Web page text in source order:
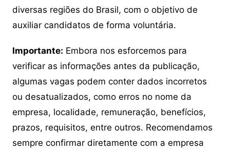
diversas regiões do Brasil, com o objetivo de
auxiliar candidatos de forma voluntária.
Importante: Embora nos esforcemos para
verificar as informações antes da publicação,
algumas vagas podem conter dados incorretos
ou desatualizados, como erros no nome da
empresa, localidade, remuneração, benefícios,
prazos, requisitos, entre outros. Recomendamos
sempre confirmar diretamente com a empresa